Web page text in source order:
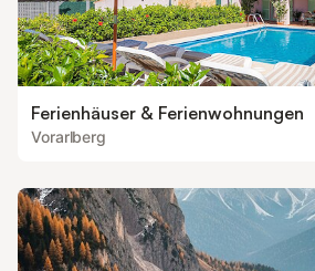
Ferienhäuser & Ferienwohnungen
Vorarlberg